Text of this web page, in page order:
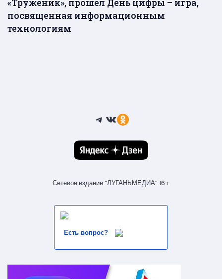
«Труженик», прошел День цифры – игра,
посвященная информационным
технологиям
Telegram
ВКонтакте
Ссылка
Сетевое издание “ЛУГАНЬМЕДИА” 16+
Есть вопрос?